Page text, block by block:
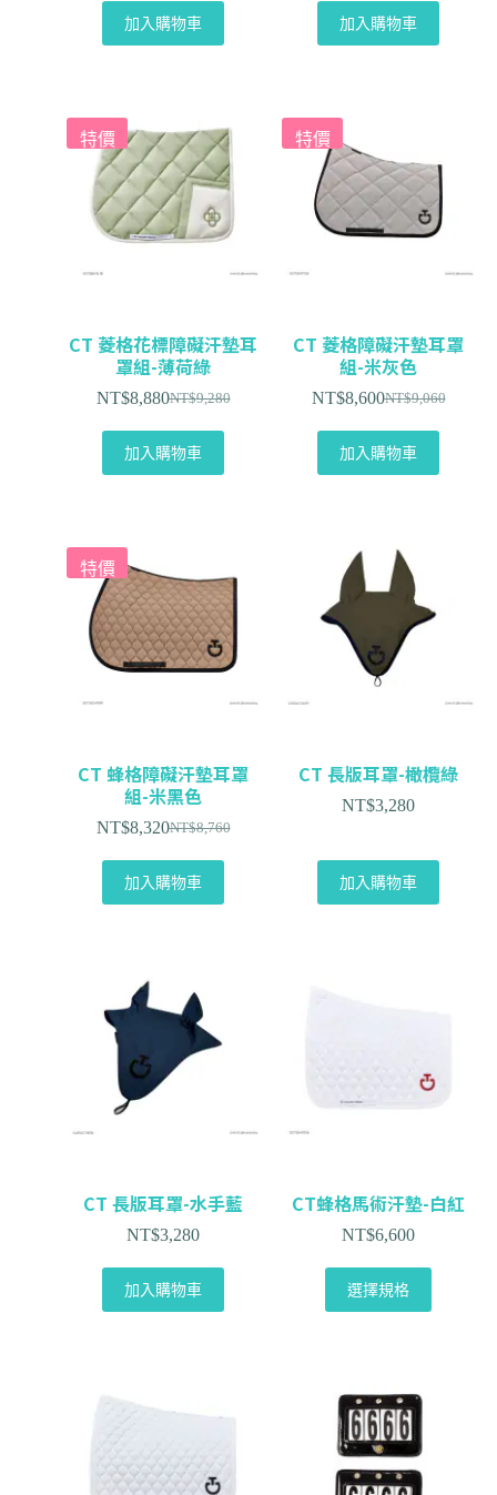
加入購物車 加入購物車
特價
CT 菱格花標障礙汗墊耳
罩組-薄荷綠
NT$9,280
NT$8,880
加入購物車
特價
CT 菱格障礙汗墊耳罩
組-米灰色
NT$9,060
NT$8,600
加入購物車
特價
CT 蜂格障礙汗墊耳罩
組-米黑色
NT$8,760
NT$8,320
加入購物車
CT 長版耳罩-橄欖綠
NT$3,280
加入購物車
CT 長版耳罩-水手藍
NT$3,280
加入購物車
CT蜂格馬術汗墊-白紅
NT$6,600
選擇規格